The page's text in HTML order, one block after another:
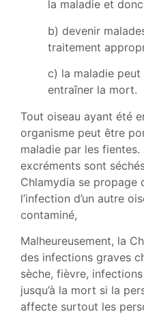
la maladie et
b) devenir
traitement
c) la maladie peut
entraîner la mort.
Tout oiseau ayant été
organisme peut être
maladie par les
excréments sont
Chlamydia se propage
l’infection d’un autre
contaminé,
Malheureusement, la
des infections graves
sèche, fièvre,
jusqu’à la mort si la
affecte surtout les